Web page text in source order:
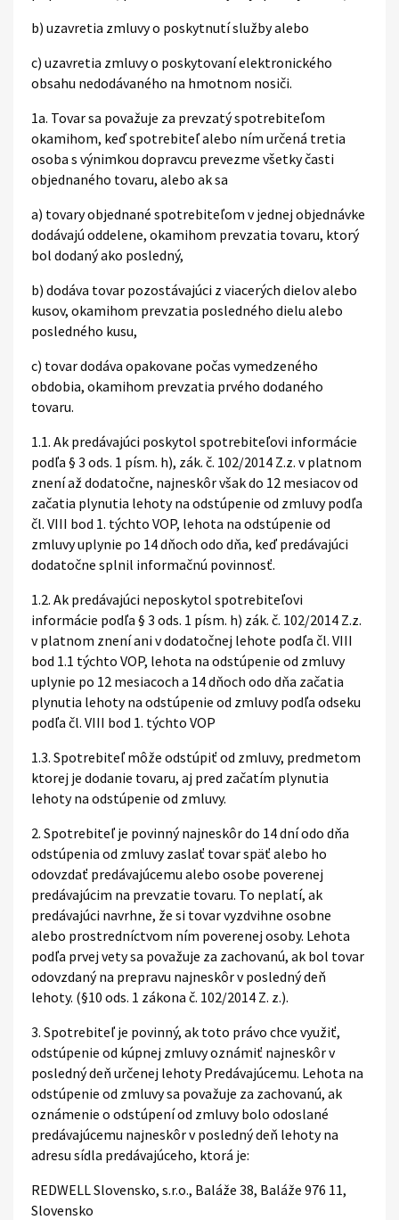
b) uzavretia zmluvy o poskytnutí služby alebo
c) uzavretia zmluvy o poskytovaní elektronického
obsahu nedodávaného na hmotnom nosiči.
1a. Tovar sa považuje za prevzatý spotrebiteľom
okamihom, keď spotrebiteľ alebo ním určená tretia
osoba s výnimkou dopravcu prevezme všetky časti
objednaného tovaru, alebo ak sa
a) tovary objednané spotrebiteľom v jednej objednávke
dodávajú oddelene, okamihom prevzatia tovaru, ktorý
bol dodaný ako posledný,
b) dodáva tovar pozostávajúci z viacerých dielov alebo
kusov, okamihom prevzatia posledného dielu alebo
posledného kusu,
c) tovar dodáva opakovane počas vymedzeného
obdobia, okamihom prevzatia prvého dodaného
tovaru.
1.1. Ak predávajúci poskytol spotrebiteľovi informácie
podľa § 3 ods. 1 písm. h), zák. č. 102/2014 Z.z. v platnom
znení až dodatočne, najneskôr však do 12 mesiacov od
začatia plynutia lehoty na odstúpenie od zmluvy podľa
čl. VIII bod 1. týchto VOP, lehota na odstúpenie od
zmluvy uplynie po 14 dňoch odo dňa, keď predávajúci
dodatočne splnil informačnú povinnosť.
1.2. Ak predávajúci neposkytol spotrebiteľovi
informácie podľa § 3 ods. 1 písm. h) zák. č. 102/2014 Z.z.
v platnom znení ani v dodatočnej lehote podľa čl. VIII
bod 1.1 týchto VOP, lehota na odstúpenie od zmluvy
uplynie po 12 mesiacoch a 14 dňoch odo dňa začatia
plynutia lehoty na odstúpenie od zmluvy podľa odseku
podľa čl. VIII bod 1. týchto VOP
1.3. Spotrebiteľ môže odstúpiť od zmluvy, predmetom
ktorej je dodanie tovaru, aj pred začatím plynutia
lehoty na odstúpenie od zmluvy.
2. Spotrebiteľ je povinný najneskôr do 14 dní odo dňa
odstúpenia od zmluvy zaslať tovar späť alebo ho
odovzdať predávajúcemu alebo osobe poverenej
predávajúcim na prevzatie tovaru. To neplatí, ak
predávajúci navrhne, že si tovar vyzdvihne osobne
alebo prostredníctvom ním poverenej osoby. Lehota
podľa prvej vety sa považuje za zachovanú, ak bol tovar
odovzdaný na prepravu najneskôr v posledný deň
lehoty. (§10 ods. 1 zákona č. 102/2014 Z. z.).
3. Spotrebiteľ je povinný, ak toto právo chce využiť,
odstúpenie od kúpnej zmluvy oznámiť najneskôr v
posledný deň určenej lehoty Predávajúcemu. Lehota na
odstúpenie od zmluvy sa považuje za zachovanú, ak
oznámenie o odstúpení od zmluvy bolo odoslané
predávajúcemu najneskôr v posledný deň lehoty na
adresu sídla predávajúceho, ktorá je:
REDWELL Slovensko, s.r.o., Baláže 38, Baláže 976 11,
Slovensko